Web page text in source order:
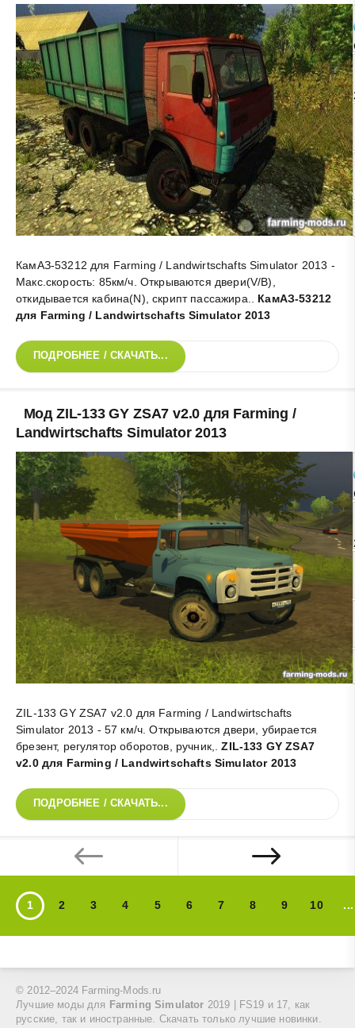
КамАЗ-53212 для Farming / Landwirtschafts Simulator 2013 -
Макс.скорость: 85км/ч. Открываются двери(V/B),
откидывается кабина(N), скрипт пассажира.
КамАЗ-53212
для Farming / Landwirtschafts Simulator 2013
ПОДРОБНЕЕ / СКАЧАТЬ...
Мод ZIL-133 GY ZSA7 v2.0 для Farming /
Landwirtschafts Simulator 2013
ZIL-133 GY ZSA7 v2.0 для Farming / Landwirtschafts
Simulator 2013 - 57 км/ч. Открываются двери, убирается
брезент, регулятор оборотов, ручник,
.ZIL-133 GY ZSA7
v2.0 для Farming / Landwirtschafts Simulator 2013
ПОДРОБНЕЕ / СКАЧАТЬ...
1 2 3 4 5 6 7 8 9 10 ...
© 2012–2024 Farming-Mods.ru
Лучшие моды для
Farming Simulator 2019 | FS19 и 17, как
русские, так и иностранные. Скачать только лучшие новинки.